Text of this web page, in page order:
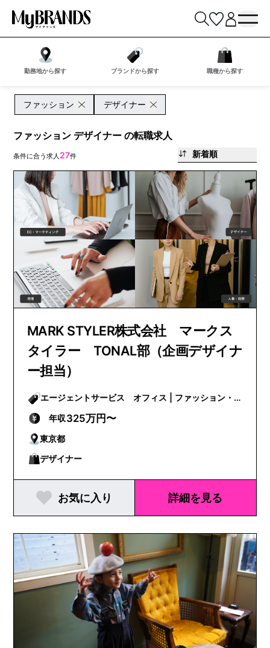
勤務地から探す ブランドから探す 職種から探す
ファッション デザイナー
ファッション デザイナー の転職求人
条件に合う求人 27件 新着順
MARK STYLER株式会社 マークス
タイラー TONAL部（企画デザイナ
ー担当）
エージェントサービス オフィス | ファッション・
ビューティー
年収325万円〜
東京都
デザイナー
お気に入り 詳細を見る